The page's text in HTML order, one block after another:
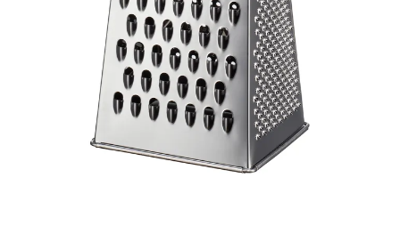
Gastromax slikkepott
silikon sort 33,5cm
Klikk & Hent
Day kjøkkenvekt
digital maks 5kg
129
1-10 stk
Klikk & Hent